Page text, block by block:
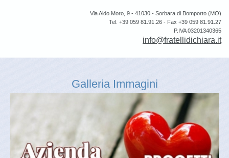
Via Aldo Moro, 9 - 41030 - Sorbara di Bomporto (MO)
Tel. +39 059 81.91.26 - Fax +39 059 81.91.27
P.IVA 03201340365
info@fratellidichiara.it
Galleria Immagini